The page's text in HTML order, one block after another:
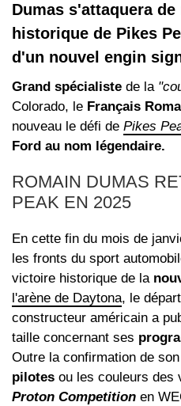
Dumas s'attaquera
historique de Pikes
d'un nouvel engin
Grand spécialiste de la
Colorado, le Français
nouveau le défi de Pikes
Ford au nom légendaire.
ROMAIN DUMAS
PEAK EN 2025
En cette fin du mois de
les fronts du sport
victoire historique de la
l'arène de Daytona, le
constructeur américain a
taille concernant ses
Outre la confirmation de son
pilotes ou les couleurs des
Proton Competition en